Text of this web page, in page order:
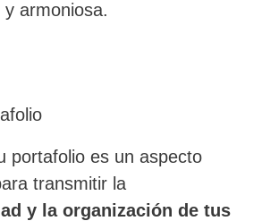
armoniosa.
portafolio es un aspecto
transmitir la
y la organización de tus